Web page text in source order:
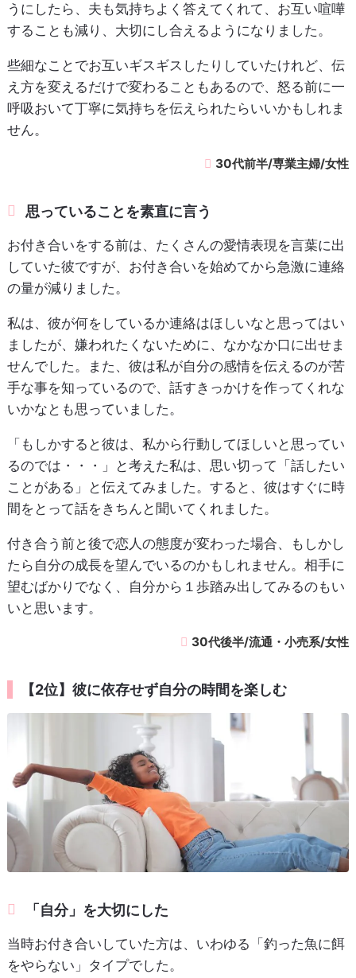
うにしたら、夫も気持ちよく答えてくれて、お互い喧嘩
することも減り、大切にし合えるようになりました。
些細なことでお互いギスギスしたりしていたけれど、伝
え方を変えるだけで変わることもあるので、怒る前に一
呼吸おいて丁寧に気持ちを伝えられたらいいかもしれま
せん。
30代前半/専業主婦/女性
思っていることを素直に言う
お付き合いをする前は、たくさんの愛情表現を言葉に出
していた彼ですが、お付き合いを始めてから急激に連絡
の量が減りました。
私は、彼が何をしているか連絡はほしいなと思ってはい
ましたが、嫌われたくないために、なかなか口に出せま
せんでした。また、彼は私が自分の感情を伝えるのが苦
手な事を知っているので、話すきっかけを作ってくれな
いかなとも思っていました。
「もしかすると彼は、私から行動してほしいと思ってい
るのでは・・・」と考えた私は、思い切って「話したい
ことがある」と伝えてみました。すると、彼はすぐに時
間をとって話をきちんと聞いてくれました。
付き合う前と後で恋人の態度が変わった場合、もしかし
たら自分の成長を望んでいるのかもしれません。相手に
望むばかりでなく、自分から１歩踏み出してみるのもい
いと思います。
30代後半/流通・小売系/女性
【2位】彼に依存せず自分の時間を楽しむ
「自分」を大切にした
当時お付き合いしていた方は、いわゆる「釣った魚に餌
をやらない」タイプでした。